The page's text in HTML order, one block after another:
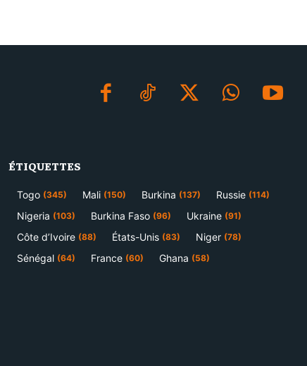
ÉTIQUETTES
Togo (345) Mali (150) Burkina (137) Russie (114)
Nigeria (103) Burkina Faso (96) Ukraine (91)
Côte d’Ivoire (88) États-Unis (83) Niger (78)
Sénégal (64) France (60) Ghana (58)